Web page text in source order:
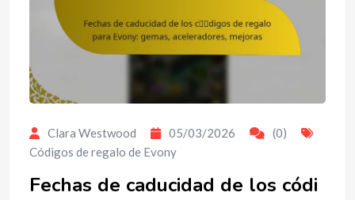
Clara Westwood 05/03/2026
(0)
Códigos de regalo de Evony
Fechas de caducidad de los códi